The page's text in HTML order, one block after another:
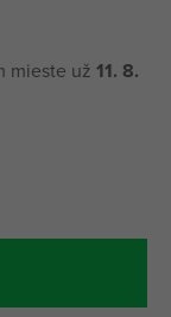
mieste už 11. 8.